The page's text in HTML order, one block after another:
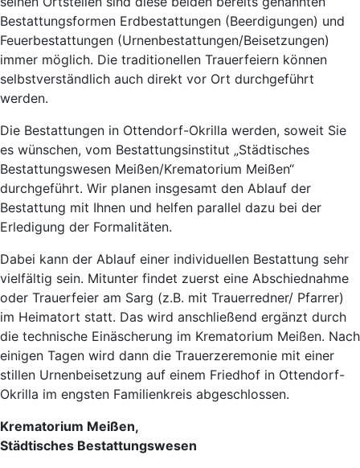
Bestattungsformen Erdbestattungen (Beerdigungen) und
Feuerbestattungen (Urnenbestattungen/Beisetzungen)
immer möglich. Die traditionellen Trauerfeiern können
selbstverständlich auch direkt vor Ort durchgeführt
werden.
Die Bestattungen in Ottendorf-Okrilla werden, soweit Sie
es wünschen, vom Bestattungsinstitut „Städtisches
Bestattungswesen Meißen/Krematorium Meißen“
durchgeführt. Wir planen insgesamt den Ablauf der
Bestattung mit Ihnen und helfen parallel dazu bei der
Erledigung der Formalitäten.
Dabei kann der Ablauf einer individuellen Bestattung sehr
vielfältig sein. Mitunter findet zuerst eine Abschiednahme
oder Trauerfeier am Sarg (z.B. mit Trauerredner/ Pfarrer)
im Heimatort statt. Das wird anschließend ergänzt durch
die technische Einäscherung im Krematorium Meißen. Nach
einigen Tagen wird dann die Trauerzeremonie mit einer
stillen Urnenbeisetzung auf einem Friedhof in Ottendorf-
Okrilla im engsten Familienkreis abgeschlossen.
Krematorium Meißen,
Städtisches Bestattungswesen